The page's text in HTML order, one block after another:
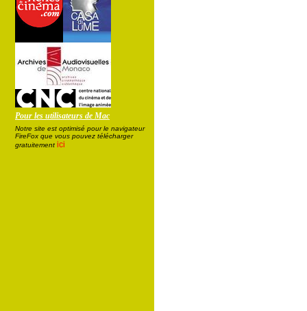
Pour les utilisateurs de Mac
Notre site est optimisé pour le navigateur
FireFox que vous pouvez télécharger
gratuitement ici